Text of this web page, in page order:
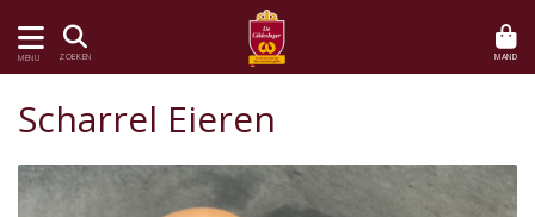
MENU ZOEKEN MAND
Scharrel Eieren